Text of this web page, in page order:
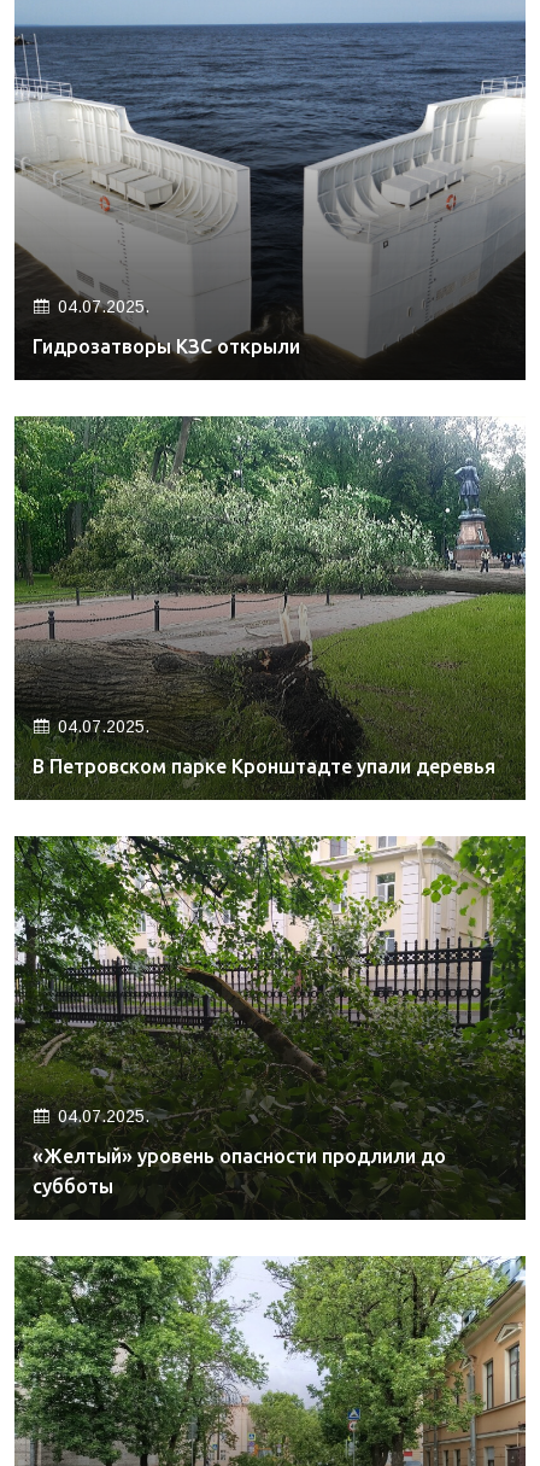
04.07.2025.
Гидрозатворы КЗС открыли
04.07.2025.
В Петровском парке Кронштадте упали деревья
04.07.2025.
«Желтый» уровень опасности продлили до
субботы